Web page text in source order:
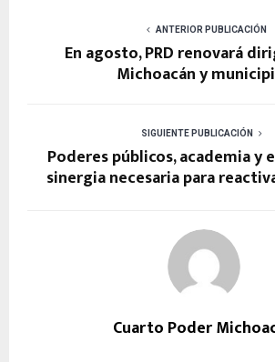
ANTERIOR PUBLICACIÓN
En agosto, PRD renovará
Michoacán y
SIGUIENTE PUBLICACIÓN
Poderes públicos, academia y
sinergia necesaria para
Cuarto Poder